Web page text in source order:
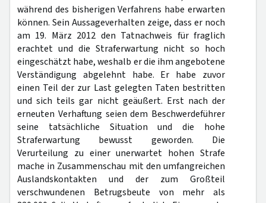
während des bisherigen Verfahrens habe erwarten
können. Sein Aussageverhalten zeige, dass er noch
am 19. März 2012 den Tatnachweis für fraglich
erachtet und die Straferwartung nicht so hoch
eingeschätzt habe, weshalb er die ihm angebotene
Verständigung abgelehnt habe. Er habe zuvor
einen Teil der zur Last gelegten Taten bestritten
und sich teils gar nicht geäußert. Erst nach der
erneuten Verhaftung seien dem Beschwerdeführer
seine tatsächliche Situation und die hohe
Straferwartung bewusst geworden. Die
Verurteilung zu einer unerwartet hohen Strafe
mache in Zusammenschau mit den umfangreichen
Auslandskontakten und der zum Großteil
verschwundenen Betrugsbeute von mehr als